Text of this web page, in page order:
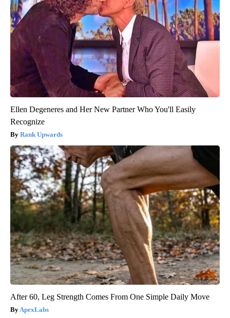
Ellen Degeneres and Her New Partner Who You'll Easily
Recognize
Rank Upwards
After 60, Leg Strength Comes From One Simple Daily Move
ApexLabs